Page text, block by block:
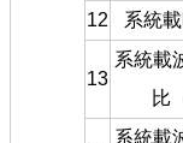
12
系統
13
系統載
比
系統載